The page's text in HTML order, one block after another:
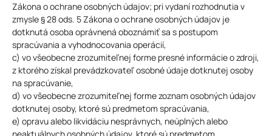
Zákona o ochrane osobných údajov; pri vydaní rozhodnutia v
zmysle § 28 ods. 5 Zákona o ochrane osobných údajov je
dotknutá osoba oprávnená oboznámiť sa s postupom
spracúvania a vyhodnocovania operácií,
c) vo všeobecne zrozumiteľnej forme presné informácie o zdroji,
z ktorého získal prevádzkovateľ osobné údaje dotknutej osoby
na spracúvanie,
d) vo všeobecne zrozumiteľnej forme zoznam osobných údajov
dotknutej osoby, ktoré sú predmetom spracúvania,
e) opravu alebo likvidáciu nesprávnych, neúplných alebo